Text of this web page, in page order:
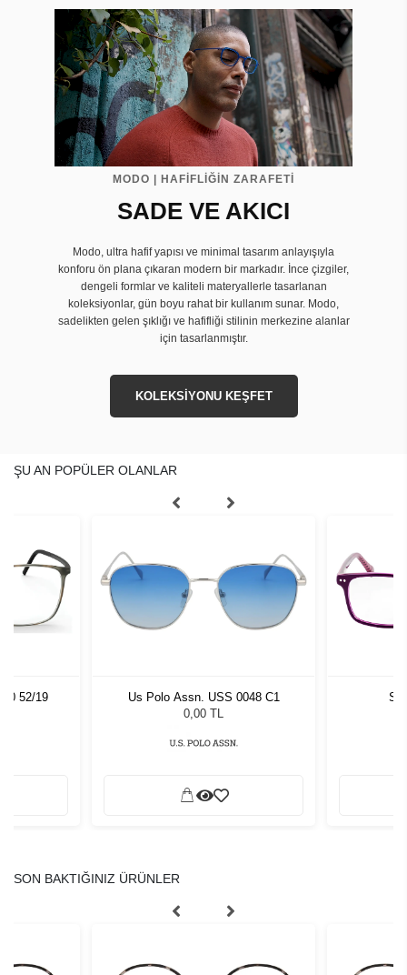
MODO | HAFİFLİĞİN ZARAFETİ
SADE VE AKICI
Modo, ultra hafif yapısı ve minimal tasarım anlayışıyla
konforu ön plana çıkaran modern bir markadır. İnce çizgiler,
dengeli formlar ve kaliteli materyallerle tasarlanan
koleksiyonlar, gün boyu rahat bir kullanım sunar. Modo,
sadelikten gelen şıklığı ve hafifliği stilinin merkezine alanlar
için tasarlanmıştır.
KOLEKSİYONU KEŞFET
ŞU AN POPÜLER OLANLAR
52/19
Us Polo Assn. USS 0048 C1
0,00 TL
SON BAKTIĞINIZ ÜRÜNLER